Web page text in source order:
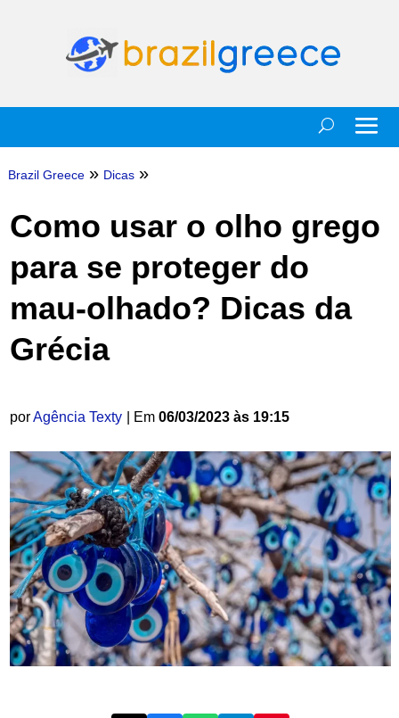
Brazil Greece » Dicas »
Como usar o olho grego
para se proteger do
mau-olhado? Dicas da
Grécia
porAgência Texty | Em 06/03/2023 às 19:15